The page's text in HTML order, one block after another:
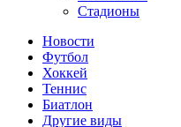
Стадионы
Новости
Футбол
Хоккей
Теннис
Биатлон
Другие виды